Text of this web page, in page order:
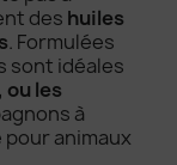
des huiles
. Formulées
sont idéales
les
à
animaux